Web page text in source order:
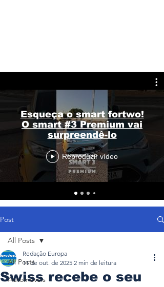
Esqueça o smart fortwo!
O smart #3 Premium vai
surpreendê-lo
Reproduzir vídeo
Post
All Posts
Automóveis
All Posts
Swiss recebe o seu
Redação Europa
11 de out. de 2025 2 min de leitura